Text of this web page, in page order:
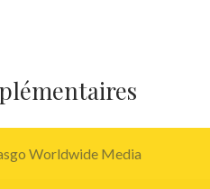
Worldwide Media